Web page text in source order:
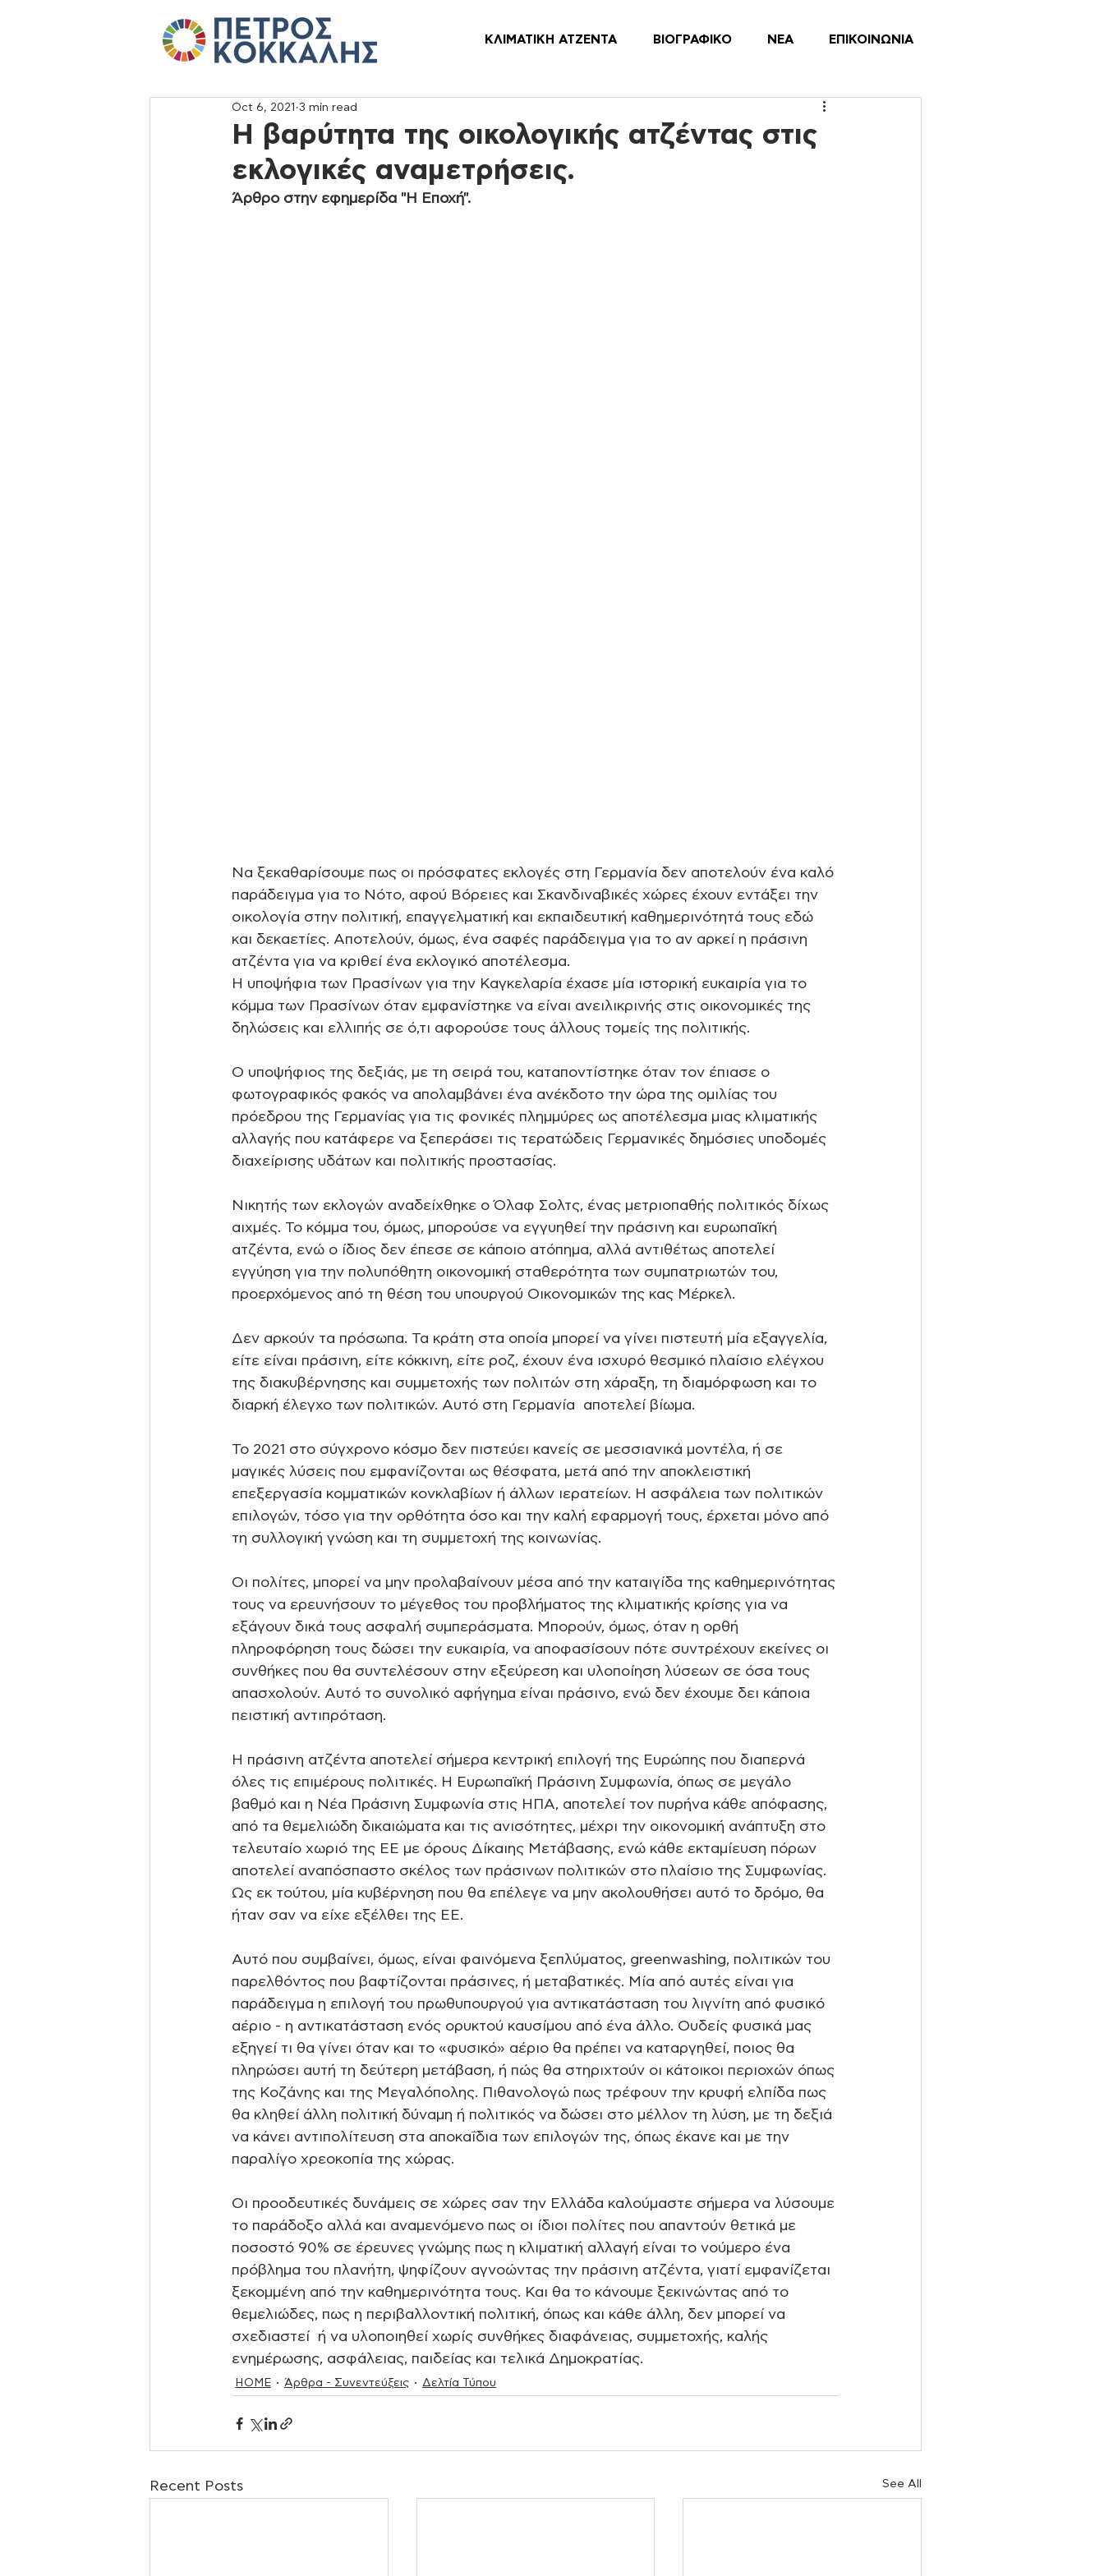
ΚΛΙΜΑΤΙΚΗ ΑΤΖΕΝΤΑ ΒΙΟΓΡΑΦΙΚΟ ΝΕΑ ΕΠΙΚΟΙΝΩΝΙΑ
Η βαρύτητα της οικολογικής ατζέντας στις
εκλογικές αναμετρήσεις.
Oct 6, 2021 3 min read
Άρθρο στην εφημερίδα "Η Εποχή".
Να ξεκαθαρίσουμε πως οι πρόσφατες εκλογές στη Γερμανία δεν αποτελούν ένα καλό
παράδειγμα για το Νότο, αφού Βόρειες και Σκανδιναβικές χώρες έχουν εντάξει την
οικολογία στην πολιτική, επαγγελματική και εκπαιδευτική καθημερινότητά τους εδώ
και δεκαετίες. Αποτελούν, όμως, ένα σαφές παράδειγμα για το αν αρκεί η πράσινη
ατζέντα για να κριθεί ένα εκλογικό αποτέλεσμα.
Η υποψήφια των Πρασίνων για την Καγκελαρία έχασε μία ιστορική ευκαιρία για το
κόμμα των Πρασίνων όταν εμφανίστηκε να είναι ανειλικρινής στις οικονομικές της
δηλώσεις και ελλιπής σε ό,τι αφορούσε τους άλλους τομείς της πολιτικής.
O υποψήφιος της δεξιάς, με τη σειρά του, καταποντίστηκε όταν τον έπιασε ο
φωτογραφικός φακός να απολαμβάνει ένα ανέκδοτο την ώρα της ομιλίας του
πρόεδρου της Γερμανίας για τις φονικές πλημμύρες ως αποτέλεσμα μιας κλιματικής
αλλαγής που κατάφερε να ξεπεράσει τις τερατώδεις Γερμανικές δημόσιες υποδομές
διαχείρισης υδάτων και πολιτικής προστασίας.
Νικητής των εκλογών αναδείχθηκε ο Όλαφ Σολτς, ένας μετριοπαθής πολιτικός δίχως
αιχμές. Το κόμμα του, όμως, μπορούσε να εγγυηθεί την πράσινη και ευρωπαϊκή
ατζέντα, ενώ ο ίδιος δεν έπεσε σε κάποιο ατόπημα, αλλά αντιθέτως αποτελεί
εγγύηση για την πολυπόθητη οικονομική σταθερότητα των συμπατριωτών του,
προερχόμενος από τη θέση του υπουργού Οικονομικών της κας Μέρκελ.
Δεν αρκούν τα πρόσωπα. Τα κράτη στα οποία μπορεί να γίνει πιστευτή μία εξαγγελία,
είτε είναι πράσινη, είτε κόκκινη, είτε ροζ, έχουν ένα ισχυρό θεσμικό πλαίσιο ελέγχου
της διακυβέρνησης και συμμετοχής των πολιτών στη χάραξη, τη διαμόρφωση και το
διαρκή έλεγχο των πολιτικών. Αυτό στη Γερμανία  αποτελεί βίωμα.
Το 2021 στο σύγχρονο κόσμο δεν πιστεύει κανείς σε μεσσιανικά μοντέλα, ή σε
μαγικές λύσεις που εμφανίζονται ως θέσφατα, μετά από την αποκλειστική
επεξεργασία κομματικών κονκλαβίων ή άλλων ιερατείων. Η ασφάλεια των πολιτικών
επιλογών, τόσο για την ορθότητα όσο και την καλή εφαρμογή τους, έρχεται μόνο από
τη συλλογική γνώση και τη συμμετοχή της κοινωνίας.
Οι πολίτες, μπορεί να μην προλαβαίνουν μέσα από την καταιγίδα της καθημερινότητας
τους να ερευνήσουν το μέγεθος του προβλήματος της κλιματικής κρίσης για να
εξάγουν δικά τους ασφαλή συμπεράσματα. Μπορούν, όμως, όταν η ορθή
πληροφόρηση τους δώσει την ευκαιρία, να αποφασίσουν πότε συντρέχουν εκείνες οι
συνθήκες που θα συντελέσουν στην εξεύρεση και υλοποίηση λύσεων σε όσα τους
απασχολούν. Αυτό το συνολικό αφήγημα είναι πράσινο, ενώ δεν έχουμε δει κάποια
πειστική αντιπρόταση.
Η πράσινη ατζέντα αποτελεί σήμερα κεντρική επιλογή της Ευρώπης που διαπερνά
όλες τις επιμέρους πολιτικές. Η Ευρωπαϊκή Πράσινη Συμφωνία, όπως σε μεγάλο
βαθμό και η Νέα Πράσινη Συμφωνία στις ΗΠΑ, αποτελεί τον πυρήνα κάθε απόφασης,
από τα θεμελιώδη δικαιώματα και τις ανισότητες, μέχρι την οικονομική ανάπτυξη στο
τελευταίο χωριό της ΕΕ με όρους Δίκαιης Μετάβασης, ενώ κάθε εκταμίευση πόρων
αποτελεί αναπόσπαστο σκέλος των πράσινων πολιτικών στο πλαίσιο της Συμφωνίας.
Ως εκ τούτου, μία κυβέρνηση που θα επέλεγε να μην ακολουθήσει αυτό το δρόμο, θα
ήταν σαν να είχε εξέλθει της ΕΕ.
Αυτό που συμβαίνει, όμως, είναι φαινόμενα ξεπλύματος, greenwashing, πολιτικών του
παρελθόντος που βαφτίζονται πράσινες, ή μεταβατικές. Μία από αυτές είναι για
παράδειγμα η επιλογή του πρωθυπουργού για αντικατάσταση του λιγνίτη από φυσικό
αέριο - η αντικατάσταση ενός ορυκτού καυσίμου από ένα άλλο. Ουδείς φυσικά μας
εξηγεί τι θα γίνει όταν και το «φυσικό» αέριο θα πρέπει να καταργηθεί, ποιος θα
πληρώσει αυτή τη δεύτερη μετάβαση, ή πώς θα στηριχτούν οι κάτοικοι περιοχών όπως
της Κοζάνης και της Μεγαλόπολης. Πιθανολογώ πως τρέφουν την κρυφή ελπίδα πως
θα κληθεί άλλη πολιτική δύναμη ή πολιτικός να δώσει στο μέλλον τη λύση, με τη δεξιά
να κάνει αντιπολίτευση στα αποκαΐδια των επιλογών της, όπως έκανε και με την
παραλίγο χρεοκοπία της χώρας.
Οι προοδευτικές δυνάμεις σε χώρες σαν την Ελλάδα καλούμαστε σήμερα να λύσουμε
το παράδοξο αλλά και αναμενόμενο πως οι ίδιοι πολίτες που απαντούν θετικά με
ποσοστό 90% σε έρευνες γνώμης πως η κλιματική αλλαγή είναι το νούμερο ένα
πρόβλημα του πλανήτη, ψηφίζουν αγνοώντας την πράσινη ατζέντα, γιατί εμφανίζεται
ξεκομμένη από την καθημερινότητα τους. Και θα το κάνουμε ξεκινώντας από το
θεμελιώδες, πως η περιβαλλοντική πολιτική, όπως και κάθε άλλη, δεν μπορεί να
σχεδιαστεί  ή να υλοποιηθεί χωρίς συνθήκες διαφάνειας, συμμετοχής, καλής
ενημέρωσης, ασφάλειας, παιδείας και τελικά Δημοκρατίας.
HOME Άρθρα - Συνεντεύξεις Δελτία Τύπου
Recent Posts See All